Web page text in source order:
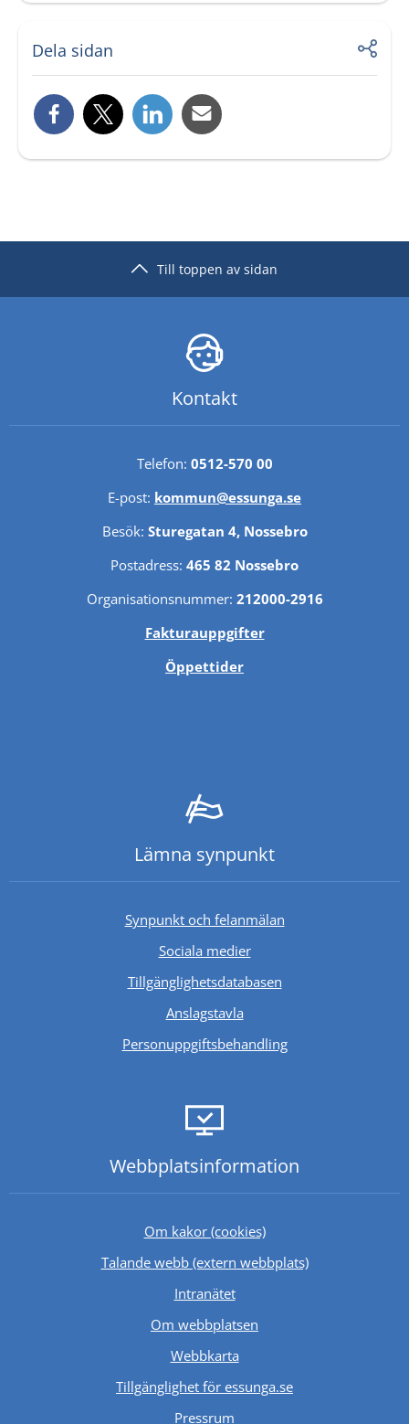
Dela sidan
Till toppen av sidan
Kontakt
Telefon: 0512-570 00
E-post: kommun@essunga.se
Besök: Sturegatan 4, Nossebro
Postadress: 465 82 Nossebro
Organisationsnummer: 212000-2916
Fakturauppgifter
Öppettider
Lämna synpunkt
Synpunkt och felanmälan
Sociala medier
TillgänglighetsdatabasenLänk till annan
Anslagstavla
Personuppgiftsbehandling
Webbplats­information
Om kakor (cookies)
Talande webb (extern webbplats)Länk till annan
IntranätetLänk till annan webbplats.
Om webbplatsen
Webbkarta
Tillgänglighet för essunga.se
Pressrum